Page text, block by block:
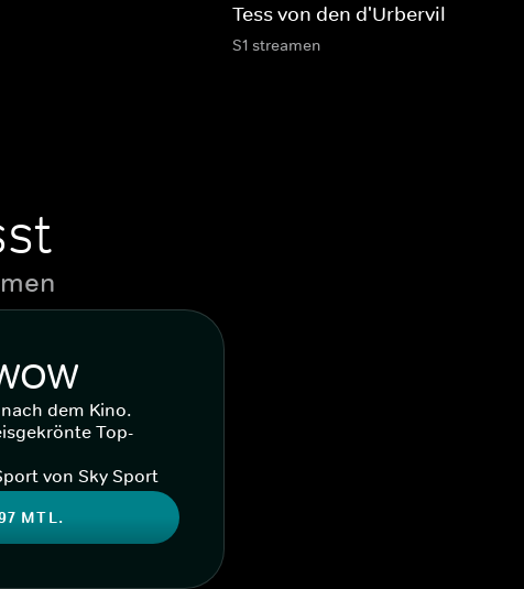
Tess von den d'Urbervilles
S1 streamen
dem Kino.
Top-
von Sky Sport
MTL.